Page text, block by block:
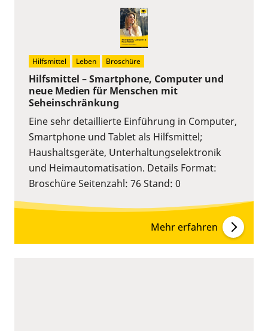
Hilfsmittel – Smartphone, Computer und
neue Medien für Menschen mit
Seheinschränkung
Eine sehr detaillierte Einführung in Computer,
Smartphone und Tablet als Hilfsmittel;
Haushaltsgeräte, Unterhaltungselektronik
und Heimautomatisation. Details Format:
Broschüre Seitenzahl: 76 Stand: 0
Hilfsmittel Leben Broschüre
Mehr erfahren